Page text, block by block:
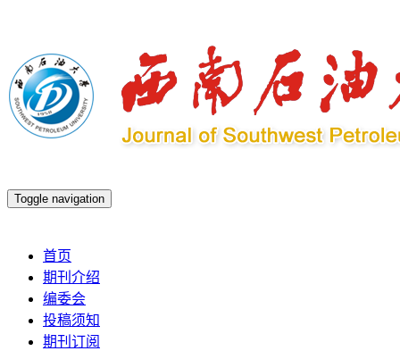
Toggle navigation
首页
期刊介绍
编委会
投稿须知
期刊订阅